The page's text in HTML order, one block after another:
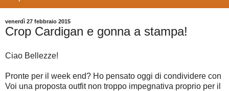
venerdì 27 febbraio 2015
Crop Cardigan e gonna a stampa!
Ciao Bellezze!
Pronte per il week end? Ho pensato oggi di condividere con
Voi una proposta outfit non troppo impegnativa proprio per il